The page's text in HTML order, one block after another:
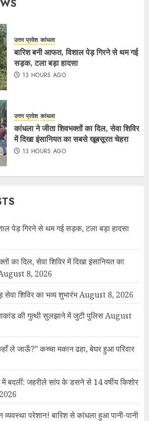
उत्तर प्रदेश कांधला
बारिश बनी आफत, विशाल पेड़ गिरने से थम गई
सड़क, टला बड़ा हादसा
13 HOURS AGO
उत्तर प्रदेश कांधला
कांधला ने जीता शिवभक्तों का दिल, सेवा शिविर
में दिखा इंसानियत का सबसे खूबसूरत चेहरा
13 HOURS AGO
पेड़ गिरने से थम गई सड़क, टला बड़ा हादसा
का दिल, सेवा शिविर में दिखा इंसानियत का
8, 2026
सेवा शिविर का भव्य शुभारंभAugust 8, 2026
की गुत्थी सुलझाने में जुटी पुलिसAugust
ले जाऊँ?” कच्चा मकान ढहा, बेघर हुआ परिवार
में बदलीं: जहरीले सांप के डसने से 14 वर्षीय किशोर
परेशान! बारिश से कांधला हुआ पानी-पानी